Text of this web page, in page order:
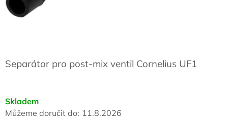
Skladem
Můžeme doručit do: 11.8.2026
Separátor pro post-mix ventil Cornelius UF1